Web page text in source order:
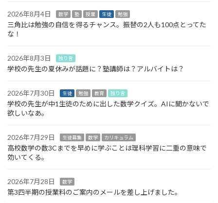
2026年8月4日 数学 塾 授業 生徒 勉強
三角比は勉強の自信を得るチャンス。振替の2人も100点とってた
な！
2026年8月3日 独り言
学校の先生の夏休みが話題に？塾講師は？アルバイトは？
2026年7月30日 生徒 勉強 教育 独り言
学校の先生が中1生徒のために出した数学クイズ。AIに聞かないで
欲しいなあ。
2026年7月29日 生徒募集 数学 カリキュラム
高校数学の数3Cまでを早めに学ぶことは理科学習に二重の意味で
効いてくる。
2026年7月28日 数学
第3四半期の授業料のご案内のメールを差し上げました。